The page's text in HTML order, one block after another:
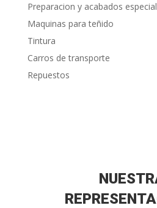
Preparacion y acabados
Maquinas para teñido
Tintura
Carros de transporte
Repuestos